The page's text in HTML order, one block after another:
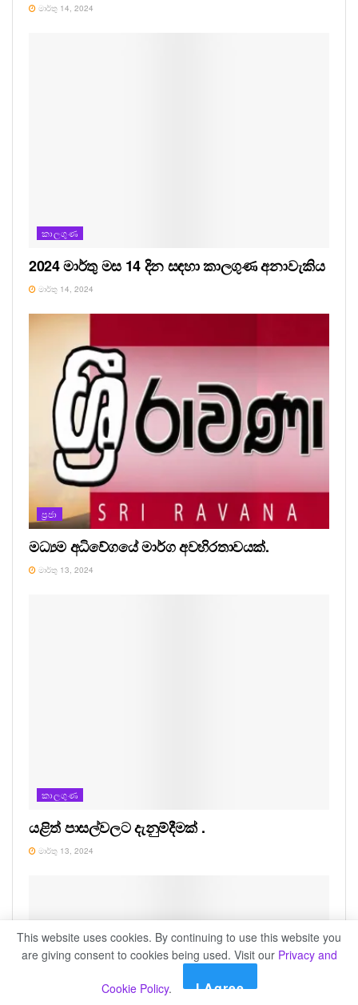
මාර්තු 14, 2024
කාලගුණ
2024 මාර්තු මස 14 දින සඳහා කාලගුණ අනාවැකිය
මාර්තු 14, 2024
ප්‍රජා
මධ්‍යම අධිවේගයේ මාර්ග අවහිරතාවයක්.
මාර්තු 13, 2024
කාලගුණ
යළිත් පාසල්වලට දැනුම්දීමක් .
මාර්තු 13, 2024
This website uses cookies. By continuing to use this website you
are giving consent to cookies being used. Visit our Privacy and
Cookie Policy. I Agree